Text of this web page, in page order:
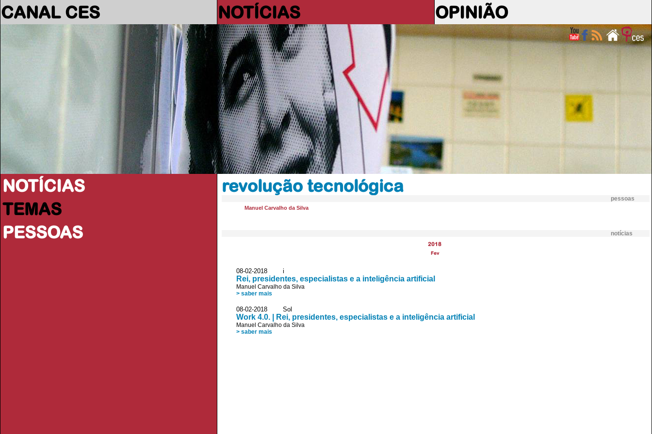
CANAL CES NOTÍCIAS OPINIÃO
NOTÍCIAS
TEMAS
PESSOAS
revolução tecnológica
pessoas
Manuel Carvalho da Silva
notícias
2018
Fev
08-02-2018 i
Rei, presidentes, especialistas e a inteligência artificial
Manuel Carvalho da Silva
> saber mais
08-02-2018 Sol
Work 4.0. | Rei, presidentes, especialistas e a inteligência artificial
Manuel Carvalho da Silva
> saber mais